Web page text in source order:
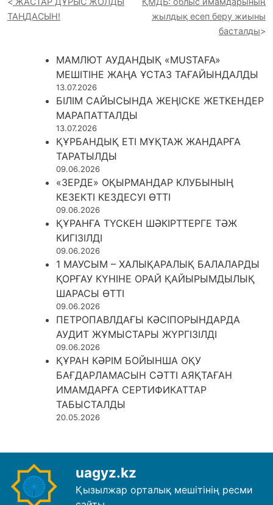
ТАҢДАСЫН!
жылдық есеп беру жиыны
басталды
МАМЛЮТ АУДАНДЫҚ «MUSTAFA»
МЕШІТІНЕ ЖАҢА ҰСТАЗ ТАҒАЙЫНДАЛДЫ
13.07.2026
БІЛІМ САЙЫСЫНДА ЖЕҢІСКЕ ЖЕТКЕНДЕР
МАРАПАТТАЛДЫ
13.07.2026
ҚҰРБАНДЫҚ ЕТІ МҰҚТАЖ ЖАНДАРҒА
ТАРАТЫЛДЫ
09.06.2026
«ЗЕРДЕ» ОҚЫРМАНДАР КЛУБЫНЫҢ
КЕЗЕКТІ КЕЗДЕСУІ ӨТТІ
09.06.2026
ҚҰРАНҒА ТҮСКЕН ШӘКІРТТЕРГЕ ТӘЖ
КИГІЗІЛДІ
09.06.2026
1 МАУСЫМ – ХАЛЫҚАРАЛЫҚ БАЛАЛАРДЫ
ҚОРҒАУ КҮНІНЕ ОРАЙ ҚАЙЫРЫМДЫЛЫҚ
ШАРАСЫ ӨТТІ
09.06.2026
ПЕТРОПАВЛДАҒЫ КӘСІПОРЫНДАРДА
АУДИТ ЖҰМЫСТАРЫ ЖҮРГІЗІЛДІ
09.06.2026
ҚҰРАН КӘРІМ БОЙЫНША ОҚУ
БАҒДАРЛАМАСЫН СӘТТІ АЯҚТАҒАН
ИМАМДАРҒА СЕРТИФИКАТТАР
ТАБЫСТАЛДЫ
20.05.2026
uagyz.kz
Қызылжар орталық мешітінің ресми